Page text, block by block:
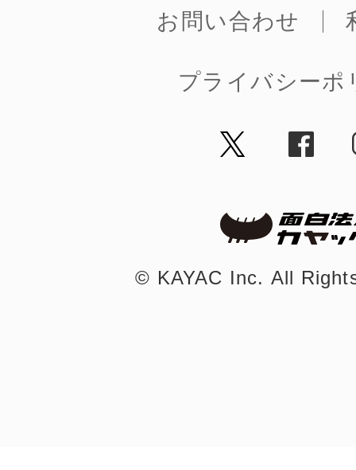
お問い合わせ
プライバシーポ
©︎ KAYAC Inc. All